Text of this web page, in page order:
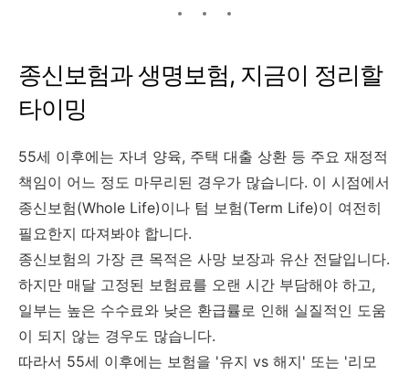
종신보험과 생명보험, 지금이 정리할
타이밍
55세 이후에는 자녀 양육, 주택 대출 상환 등 주요 재정적
책임이 어느 정도 마무리된 경우가 많습니다. 이 시점에서
종신보험(Whole Life)이나 텀 보험(Term Life)이 여전히
필요한지 따져봐야 합니다.
종신보험의 가장 큰 목적은 사망 보장과 유산 전달입니다.
하지만 매달 고정된 보험료를 오랜 시간 부담해야 하고,
일부는 높은 수수료와 낮은 환급률로 인해 실질적인 도움
이 되지 않는 경우도 많습니다.
따라서 55세 이후에는 보험을 '유지 vs 해지' 또는 '리모